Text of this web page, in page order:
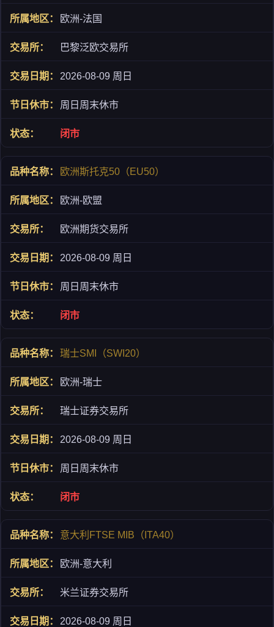
欧洲-法国
巴黎泛欧交易所
2026-08-09 周日
周日周末休市
闭市
欧洲斯托克50（EU50）
欧洲-欧盟
欧洲期货交易所
2026-08-09 周日
周日周末休市
闭市
瑞士SMI（SWI20）
欧洲-瑞士
瑞士证券交易所
2026-08-09 周日
周日周末休市
闭市
意大利FTSE MIB（ITA40）
欧洲-意大利
米兰证券交易所
2026-08-09 周日